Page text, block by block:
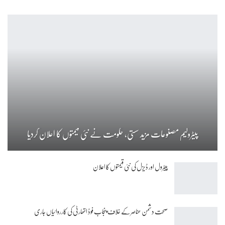
پیٹرولیم مصنوعات مزید سستی، حکومت نے نئی قیمتوں کا اعلان کردیا
پیٹرول اور ڈیزل کی نئی قیمتوں کا اعلان
صحت دشمن عناصر کے خلاف پنجاب فوڈ اتھارٹی کی کارروائیاں جاری